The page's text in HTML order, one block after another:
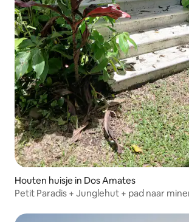
Houten huisje in Dos Amates
Petit Paradis + Junglehut + pad naar